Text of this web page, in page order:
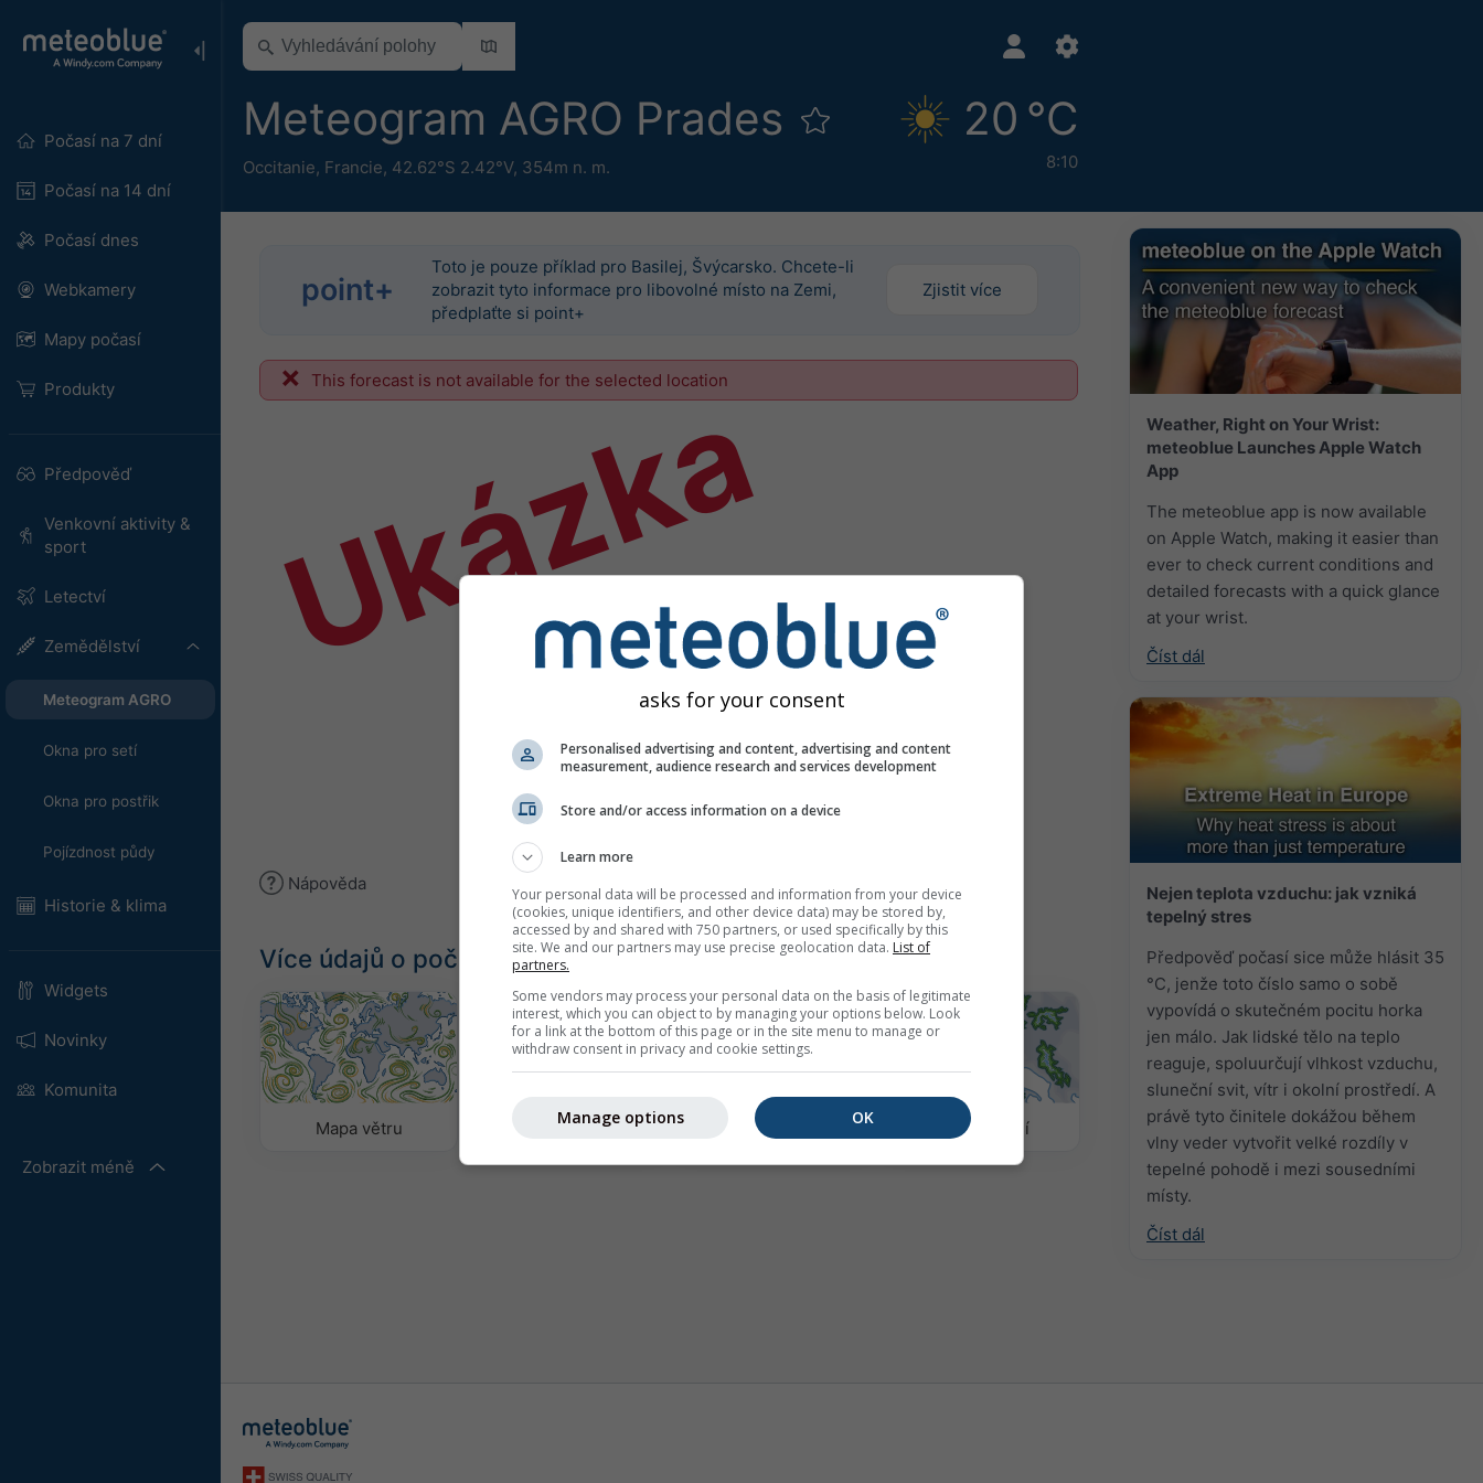
Počasí na 7 dní
Počasí na 14 dní
Počasí dnes
Webkamery
Mapy počasí
Produkty
Předpověď
Venkovní aktivity &
sport
Letectví
Zemědělství
Meteogram AGRO
Okna pro setí
Okna pro postřik
Pojízdnost půdy
Historie & klima
Widgets
Novinky
Komunita
Zobrazit méně
Meteogram AGRO Prades
Occitanie, Francie, 42.62°S 2.42°V, 354m n. m.
20 °C
8:10
Weather, Right on Your Wrist:
meteoblue Launches Apple Watch
App
The meteoblue app is now available
on Apple Watch, making it easier than
ever to check current conditions and
detailed forecasts with a quick glance
at your wrist.
Číst dál
Nejen teplota vzduchu: jak vzniká
tepelný stres
Předpověď počasí sice může hlásit 35
°C, jenže toto číslo samo o sobě
vypovídá o skutečném pocitu horka
jen málo. Jak lidské tělo na teplo
reaguje, spoluurčují vlhkost vzduchu,
sluneční svit, vítr i okolní prostředí. A
právě tyto činitele dokážou během
vlny veder vytvořit velké rozdíly v
tepelné pohodě i mezi sousedními
místy.
Číst dál
point+
Toto je pouze příklad pro Basilej, Švýcarsko. Chcete-li
zobrazit tyto informace pro libovolné místo na Zemi,
předplaťte si point+
Zjistit více
This forecast is not available for the selected location
Ukázka
Nápověda
Více údajů o počasí
Mapa větru Klima (modelované) Sezónní předpověď Mapy počasí
asks for your consent
Personalised advertising and content, advertising and content
measurement, audience research and services development
Store and/or access information on a device
Learn more
Your personal data will be processed and information from your device
(cookies, unique identifiers, and other device data) may be stored by,
accessed by and shared with 750 partners, or used specifically by this
site. We and our partners may use precise geolocation data. List of
partners.
Some vendors may process your personal data on the basis of legitimate
interest, which you can object to by managing your options below. Look
for a link at the bottom of this page or in the site menu to manage or
withdraw consent in privacy and cookie settings.
OK
Manage options